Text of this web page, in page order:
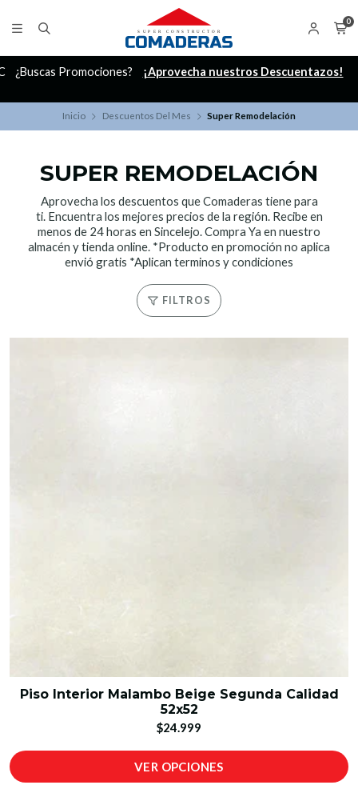
0
¿Buscas Promociones? ¡Aprovecha nuestros Descuentazos!
Inicio Descuentos Del Mes Super Remodelación
SUPER REMODELACIÓN
Aprovecha los descuentos que Comaderas tiene para
ti. Encuentra los mejores precios de la región. Recibe en
menos de 24 horas en Sincelejo. Compra Ya en nuestro
almacén y tienda online. *Producto en promoción no aplica
envió gratis *Aplican terminos y condiciones
FILTROS
Piso Interior Malambo Beige Segunda Calidad
52x52
$24.999
VER OPCIONES